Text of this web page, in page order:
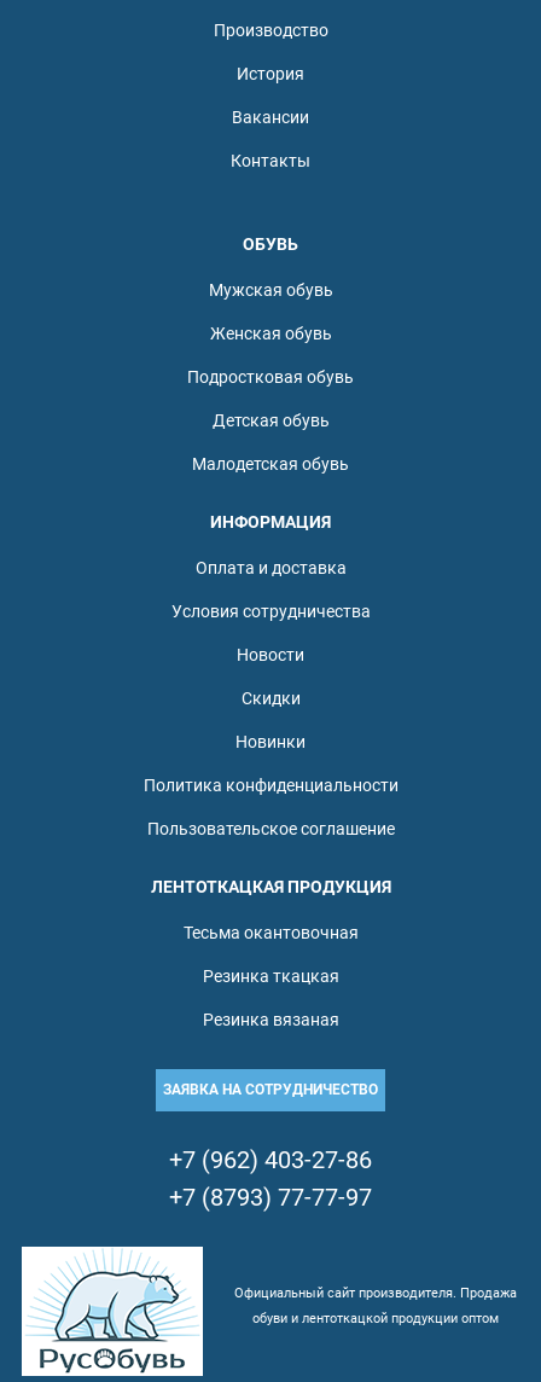
Производство
История
Вакансии
Контакты
ОБУВЬ
Мужская обувь
Женская обувь
Подростковая обувь
Детская обувь
Малодетская обувь
ИНФОРМАЦИЯ
Оплата и доставка
Условия сотрудничества
Новости
Скидки
Новинки
Политика конфиденциальности
Пользовательское соглашение
ЛЕНТОТКАЦКАЯ ПРОДУКЦИЯ
Тесьма окантовочная
Резинка ткацкая
Резинка вязаная
ЗАЯВКА НА СОТРУДНИЧЕСТВО
+7 (962) 403-27-86
+7 (8793) 77-77-97
Официальный сайт производителя. Продажа
обуви и лентоткацкой продукции оптом